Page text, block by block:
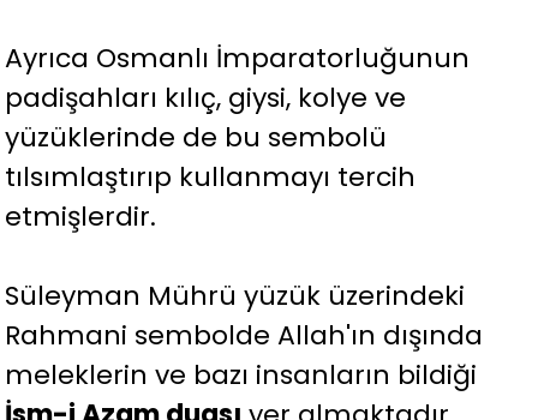
Ayrıca Osmanlı İmparatorluğunun
padişahları kılıç, giysi, kolye ve
yüzüklerinde de bu sembolü
tılsımlaştırıp kullanmayı tercih
etmişlerdir.
Süleyman Mührü yüzük üzerindeki
Rahmani sembolde Allah'ın dışında
meleklerin ve bazı insanların bildiği